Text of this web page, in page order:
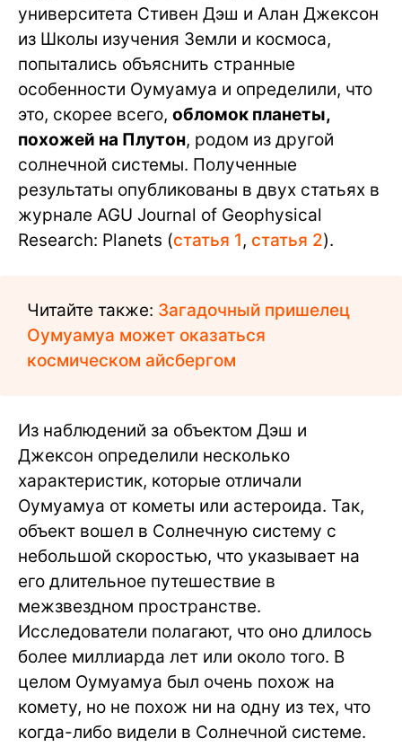
университета Стивен Дэш и Алан Джексон
из Школы изучения Земли и космоса,
попытались объяснить странные
особенности Оумуамуа и определили, что
это, скорее всего, обломок планеты,
похожей на Плутон, родом из другой
солнечной системы. Полученные
результаты опубликованы в двух статьях в
журнале AGU Journal of Geophysical
Research: Planets (статья 1, статья 2).
Читайте также: Загадочный пришелец
Оумуамуа может оказаться
космическом айсбергом
Из наблюдений за объектом Дэш и
Джексон определили несколько
характеристик, которые отличали
Оумуамуа от кометы или астероида. Так,
объект вошел в Солнечную систему с
небольшой скоростью, что указывает на
его длительное путешествие в
межзвездном пространстве.
Исследователи полагают, что оно длилось
более миллиарда лет или около того. В
целом Оумуамуа был очень похож на
комету, но не похож ни на одну из тех, что
когда-либо видели в Солнечной системе.